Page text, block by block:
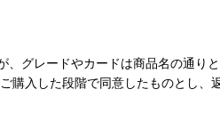
グレードやカードは商品名の通
購入した段階で同意したものとし、